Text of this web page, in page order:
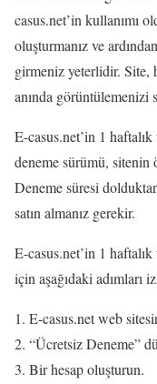
casus.net’in kullanımı
oluşturmanız ve
girmeniz yeterlidir. Site,
anında görüntülemenizi
E-casus.net’in 1
deneme sürümü,
Deneme süresi
satın almanız gerekir.
E-casus.net’in 1
için aşağıdaki adımları
E-casus.net web
“Ücretsiz Deneme”
Bir hesap oluşturun.